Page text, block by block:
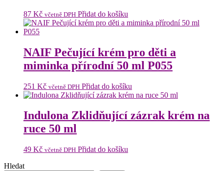
87 Kč včetně DPH Přidat do košíku
NAIF Pečující krém pro děti a
miminka přírodní 50 ml P055
251 Kč včetně DPH Přidat do košíku
Indulona Zklidňující zázrak krém na
ruce 50 ml
49 Kč včetně DPH Přidat do košíku
Hledat